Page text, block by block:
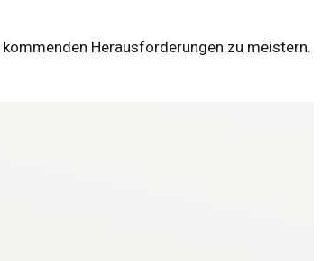
Herausforderungen zu meistern.